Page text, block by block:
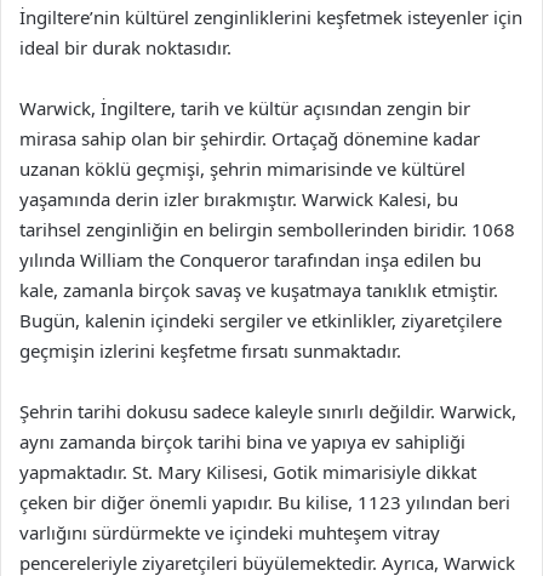
İngiltere’nin kültürel zenginliklerini keşfetmek isteyenler için
ideal bir durak noktasıdır.
Warwick, İngiltere, tarih ve kültür açısından zengin bir
mirasa sahip olan bir şehirdir. Ortaçağ dönemine kadar
uzanan köklü geçmişi, şehrin mimarisinde ve kültürel
yaşamında derin izler bırakmıştır. Warwick Kalesi, bu
tarihsel zenginliğin en belirgin sembollerinden biridir. 1068
yılında William the Conqueror tarafından inşa edilen bu
kale, zamanla birçok savaş ve kuşatmaya tanıklık etmiştir.
Bugün, kalenin içindeki sergiler ve etkinlikler, ziyaretçilere
geçmişin izlerini keşfetme fırsatı sunmaktadır.
Şehrin tarihi dokusu sadece kaleyle sınırlı değildir. Warwick,
aynı zamanda birçok tarihi bina ve yapıya ev sahipliği
yapmaktadır. St. Mary Kilisesi, Gotik mimarisiyle dikkat
çeken bir diğer önemli yapıdır. Bu kilise, 1123 yılından beri
varlığını sürdürmekte ve içindeki muhteşem vitray
pencereleriyle ziyaretçileri büyülemektedir. Ayrıca, Warwick